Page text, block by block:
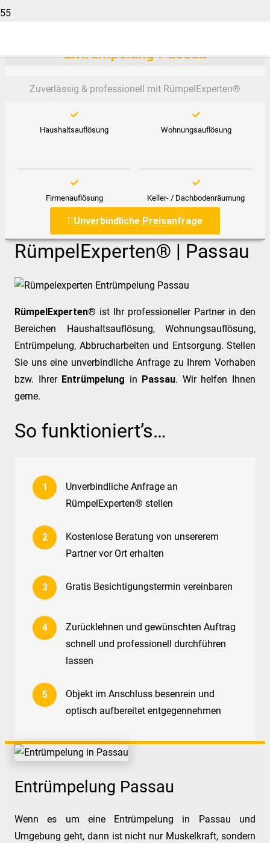
Entrümpelung Passau
Zuverlässig & professionell mit RümpelExperten®️
Haushaltsauflösung Wohnungsauflösung
Firmenauflösung Keller- / Dachbodenräumung
Unverbindliche Preisanfrage
RümpelExperten® | Passau
RümpelExperten® ist Ihr professioneller Partner in den
Bereichen Haushaltsauflösung, Wohnungsauflösung,
Entrümpelung, Abbrucharbeiten und Entsorgung. Stellen
Sie uns eine unverbindliche Anfrage zu Ihrem Vorhaben
bzw. Ihrer Entrümpelung in Passau. Wir helfen Ihnen
gerne.
So funktioniert’s…
Unverbindliche Anfrage an
RümpelExperten® stellen
Kostenlose Beratung von unsererem
Partner vor Ort erhalten
Gratis Besichtigungstermin vereinbaren
Zurücklehnen und gewünschten Auftrag
schnell und professionell durchführen
lassen
Objekt im Anschluss besenrein und
optisch aufbereitet entgegennehmen
Entrümpelung Passau
Wenn es um eine Entrümpelung in Passau und
Umgebung geht, dann ist nicht nur Muskelkraft, sondern